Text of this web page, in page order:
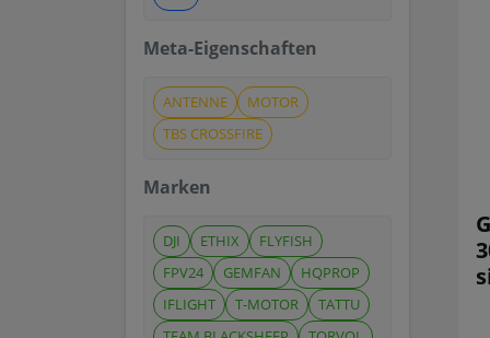
Meta-Eigenschaften
ANTENNE
MOTOR
TBS CROSSFIRE
Marken
DJI ETHIX
FLYFISH
FPV24
GEMFAN
HQPROP
IFLIGHT
T-MOTOR
TATTU